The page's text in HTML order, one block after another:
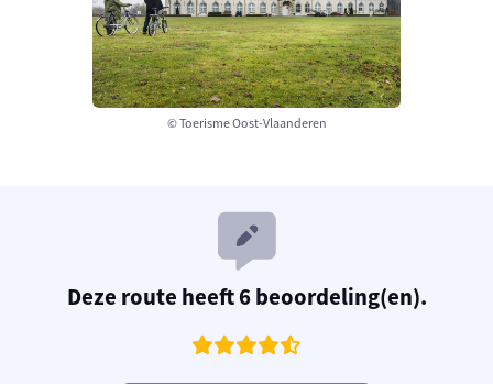
© Toerisme Oost-Vlaanderen
Deze route heeft 6 beoordeling(en).